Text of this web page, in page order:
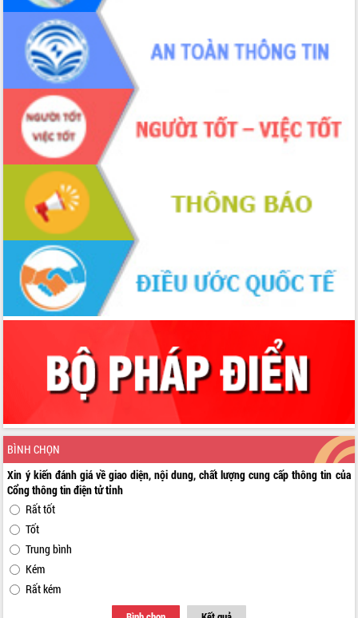
BÌNH CHỌN
Xin ý kiến đánh giá về giao diện, nội dung, chất lượng cung cấp thông tin của
Cổng thông tin điện tử tỉnh
Rất tốt
Tốt
Trung bình
Kém
Rất kém